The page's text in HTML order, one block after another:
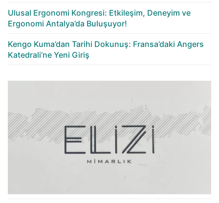
Ulusal Ergonomi Kongresi: Etkileşim, Deneyim ve
Ergonomi Antalya’da Buluşuyor!
Kengo Kuma’dan Tarihi Dokunuş: Fransa’daki Angers
Katedrali’ne Yeni Giriş